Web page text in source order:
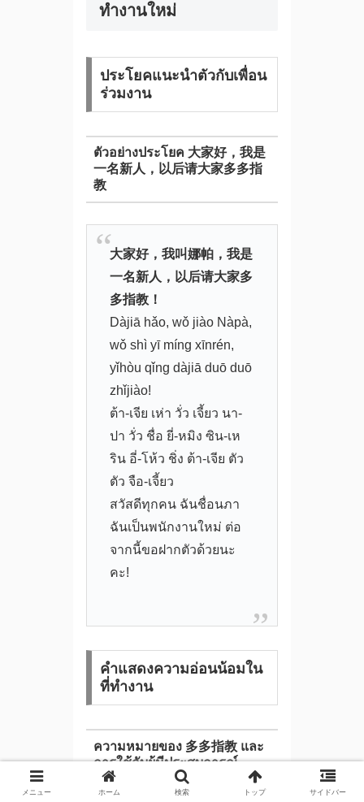
ทำงานใหม่
ประโยคแนะนำตัวกับเพื่อน
ร่วมงาน
ตัวอย่างประโยค 大家好，我是
一名新人，以后请大家多多指
教
大家好，我叫娜帕，我是
一名新人，以后请大家多
多指教！
Dàjiā hǎo, wǒ jiào Nàpà,
wǒ shì yī míng xīnrén,
yǐhòu qǐng dàjiā duō duō
zhǐjiào!
ต้า-เจีย เห่า วั่ว เจี้ยว นา-
ปา วั่ว ชื่อ ยี่-หมิง ซิน-เห
ริน อี่-โห้ว ชิ่ง ต้า-เจีย ตัว
ตัว จือ-เจี้ยว
สวัสดีทุกคน ฉันชื่อนภา
ฉันเป็นพนักงานใหม่ ต่อ
จากนี้ขอฝากตัวด้วยนะ
คะ!
คำแสดงความอ่อนน้อมใน
ที่ทำงาน
ความหมายของ 多多指教 และ
การใช้กับผู้มีประสบการณ์
มากกว่า
メニュー ホーム 検索 トップ サイドバー